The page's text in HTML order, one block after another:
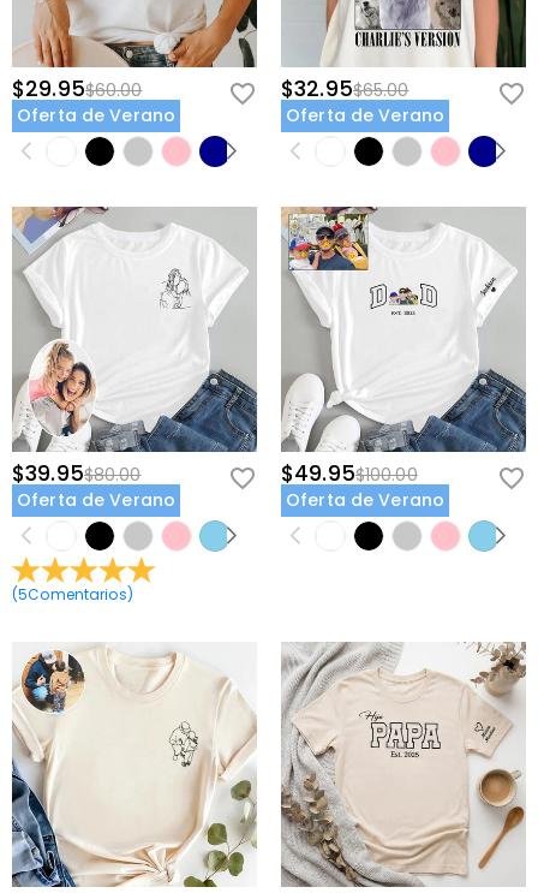
$29.95$60.00
Oferta de Verano
$32.95$65.00
Oferta de Verano
$39.95$80.00
Oferta de Verano
(5Comentarios)
$49.95$100.00
Oferta de Verano